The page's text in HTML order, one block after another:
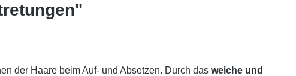
der Haare beim Auf- und Absetzen. Durch das weiche und